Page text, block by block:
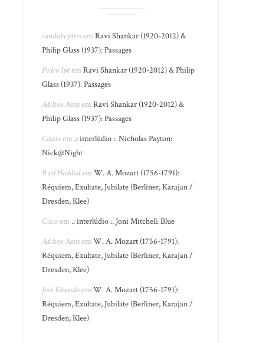
candida piresemRavi Shankar (1920-2012) &
Philip Glass (1937): Passages
Pedro IpêemRavi Shankar (1920-2012) & Philip
Glass (1937): Passages
Adilson AssisemRavi Shankar (1920-2012) &
Philip Glass (1937): Passages
Cássioem .: interlúdio :. Nicholas Payton:
Nick@Night
Raif HaddademW. A. Mozart (1756-1791):
Réquiem, Exultate, Jubilate (Berliner, Karajan /
Dresden, Klee)
Ciscoem .: interlúdio :. Joni Mitchell: Blue
Adilson AssisemW. A. Mozart (1756-1791):
Réquiem, Exultate, Jubilate (Berliner, Karajan /
Dresden, Klee)
José EduardoemW. A. Mozart (1756-1791):
Réquiem, Exultate, Jubilate (Berliner, Karajan /
Dresden, Klee)